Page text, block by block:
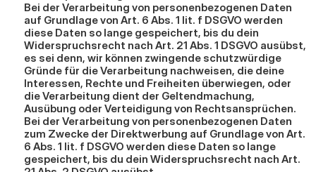
Bei der Verarbeitung von personenbezogenen Daten
auf Grundlage von Art. 6 Abs. 1 lit. f DSGVO werden
diese Daten so lange gespeichert, bis du dein
Widerspruchsrecht nach Art. 21 Abs. 1 DSGVO ausübst,
es sei denn, wir können zwingende schutzwürdige
Gründe für die Verarbeitung nachweisen, die deine
Interessen, Rechte und Freiheiten überwiegen, oder
die Verarbeitung dient der Geltendmachung,
Ausübung oder Verteidigung von Rechtsansprüchen.
Bei der Verarbeitung von personenbezogenen Daten
zum Zwecke der Direktwerbung auf Grundlage von Art.
6 Abs. 1 lit. f DSGVO werden diese Daten so lange
gespeichert, bis du dein Widerspruchsrecht nach Art.